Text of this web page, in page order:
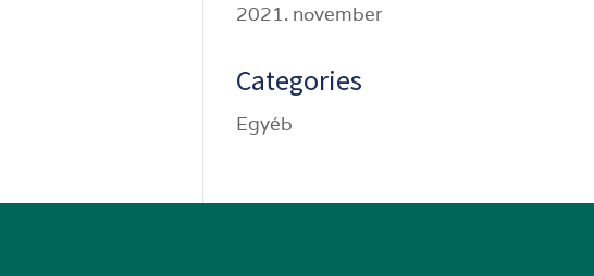
2021. november
Categories
Egyéb